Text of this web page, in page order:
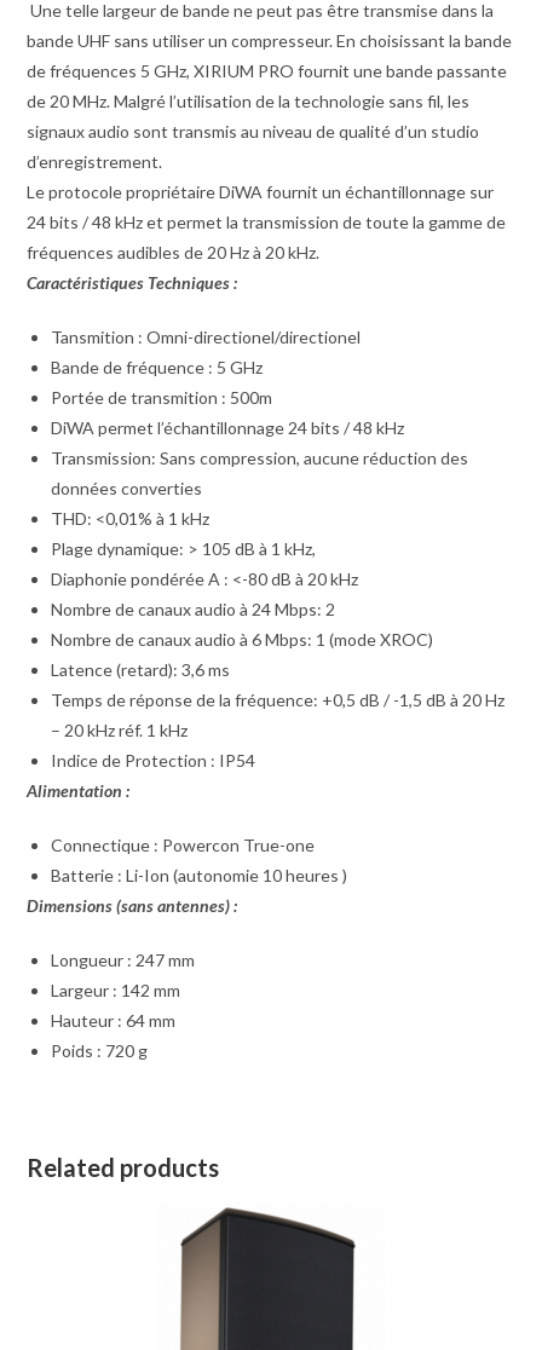
Une telle largeur de bande ne peut pas être transmise dans la
bande UHF sans utiliser un compresseur. En choisissant la bande
de fréquences 5 GHz, XIRIUM PRO fournit une bande passante
de 20 MHz. Malgré l’utilisation de la technologie sans fil, les
signaux audio sont transmis au niveau de qualité d’un studio
d’enregistrement.
Le protocole propriétaire DiWA fournit un échantillonnage sur
24 bits / 48 kHz et permet la transmission de toute la gamme de
fréquences audibles de 20 Hz à 20 kHz.
Caractéristiques Techniques :
Tansmition : Omni-directionel/directionel
Bande de fréquence : 5 GHz
Portée de transmition : 500m
DiWA permet l’échantillonnage 24 bits / 48 kHz
Transmission: Sans compression, aucune réduction des
données converties
THD: <0,01% à 1 kHz
Plage dynamique: > 105 dB à 1 kHz,
Diaphonie pondérée A : <-80 dB à 20 kHz
Nombre de canaux audio à 24 Mbps: 2
Nombre de canaux audio à 6 Mbps: 1 (mode XROC)
Latence (retard): 3,6 ms
Temps de réponse de la fréquence: +0,5 dB / -1,5 dB à 20 Hz
– 20 kHz réf. 1 kHz
Indice de Protection : IP54
Alimentation :
Connectique : Powercon True-one
Batterie : Li-Ion (autonomie 10 heures )
Dimensions (sans antennes) :
Longueur : 247 mm
Largeur : 142 mm
Hauteur : 64 mm
Poids : 720 g
Related products